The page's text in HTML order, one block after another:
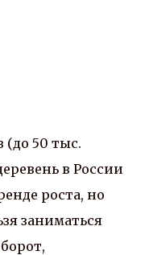
(до 50 тыс.
в России
роста, но
заниматься